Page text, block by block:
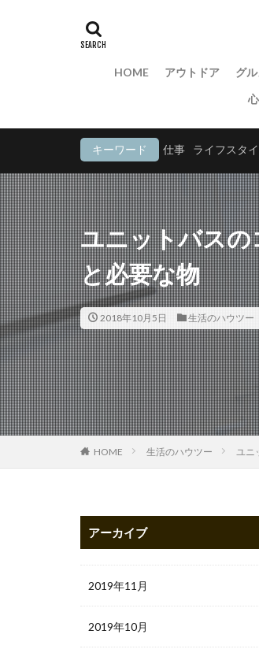
HOME アウトドア グル
キーワード 仕事 ライフスタ
ユニットバス
と必要な物
2018年10月5日 生活のハウツー
HOME 生活のハウツー ユニ
アーカイブ
2019年11月
2019年10月